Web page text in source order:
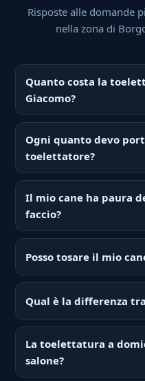
Risposte alle domande
nella zona di
Quanto costa la
Giacomo?
Ogni quanto devo
toelettatore?
Il mio cane ha paura
faccio?
Posso tosare il mio
Qual è la differenza
La toelettatura a
salone?